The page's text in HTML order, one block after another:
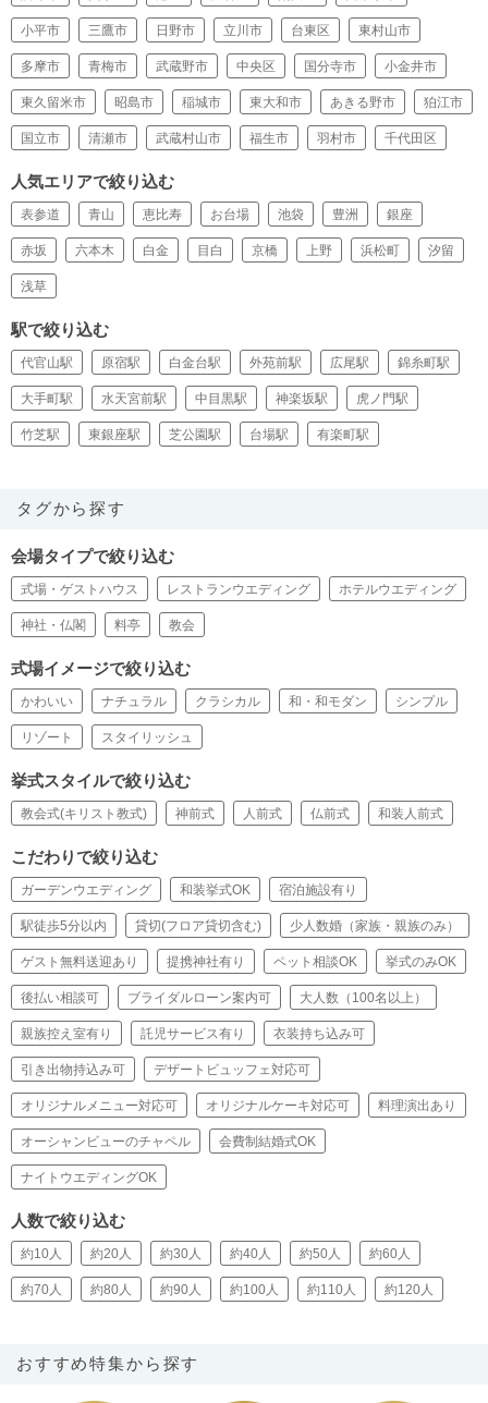
小平市 三鷹市 日野市 立川市 台東区 東村山市
多摩市 青梅市 武蔵野市 中央区 国分寺市 小金井市
東久留米市 昭島市 稲城市 東大和市 あきる野市 狛江市
国立市 清瀬市 武蔵村山市 福生市 羽村市 千代田区
人気エリアで絞り込む
表参道 青山 恵比寿 お台場 池袋 豊洲 銀座
赤坂 六本木 白金 目白 京橋 上野 浜松町 汐留
浅草
駅で絞り込む
代官山駅 原宿駅 白金台駅 外苑前駅 広尾駅 錦糸町駅
大手町駅 水天宮前駅 中目黒駅 神楽坂駅 虎ノ門駅
竹芝駅 東銀座駅 芝公園駅 台場駅 有楽町駅
タグから探す
会場タイプで絞り込む
式場・ゲストハウス レストランウエディング ホテルウエディング
神社・仏閣 料亭 教会
式場イメージで絞り込む
かわいい ナチュラル クラシカル 和・和モダン シンプル
リゾート スタイリッシュ
挙式スタイルで絞り込む
教会式(キリスト教式) 神前式 人前式 仏前式 和装人前式
こだわりで絞り込む
ガーデンウエディング 和装挙式OK 宿泊施設有り
駅徒歩5分以内 貸切(フロア貸切含む) 少人数婚（家族・親族のみ）
ゲスト無料送迎あり 提携神社有り ペット相談OK 挙式のみOK
後払い相談可 ブライダルローン案内可 大人数（100名以上）
親族控え室有り 託児サービス有り 衣装持ち込み可
引き出物持込み可 デザートビュッフェ対応可
オリジナルメニュー対応可 オリジナルケーキ対応可 料理演出あり
オーシャンビューのチャペル 会費制結婚式OK
ナイトウエディングOK
人数で絞り込む
約10人 約20人 約30人 約40人 約50人 約60人
約70人 約80人 約90人 約100人 約110人 約120人
おすすめ特集から探す